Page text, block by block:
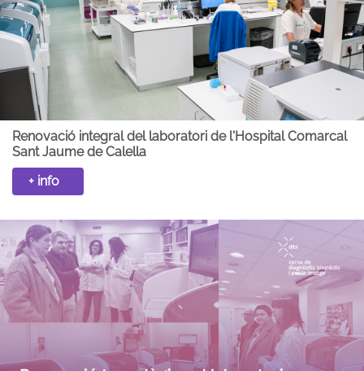
Renovació integral del laboratori de l'Hospital Comarcal
Sant Jaume de Calella
+ info